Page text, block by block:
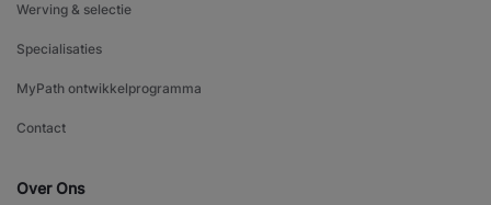
Werving & selectie
Specialisaties
MyPath ontwikkelprogramma
Contact
Over Ons